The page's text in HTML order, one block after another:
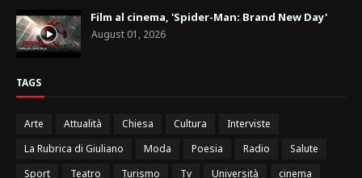
Film al cinema, 'Spider-Man: Brand New Day'
August 01, 2026
TAGS
Arte Attualità Chiesa Cultura
Interviste
La Rubrica di Giuliano
Moda Poesia Radio
Salute
Sport
Teatro Turismo Tv Università
cinema